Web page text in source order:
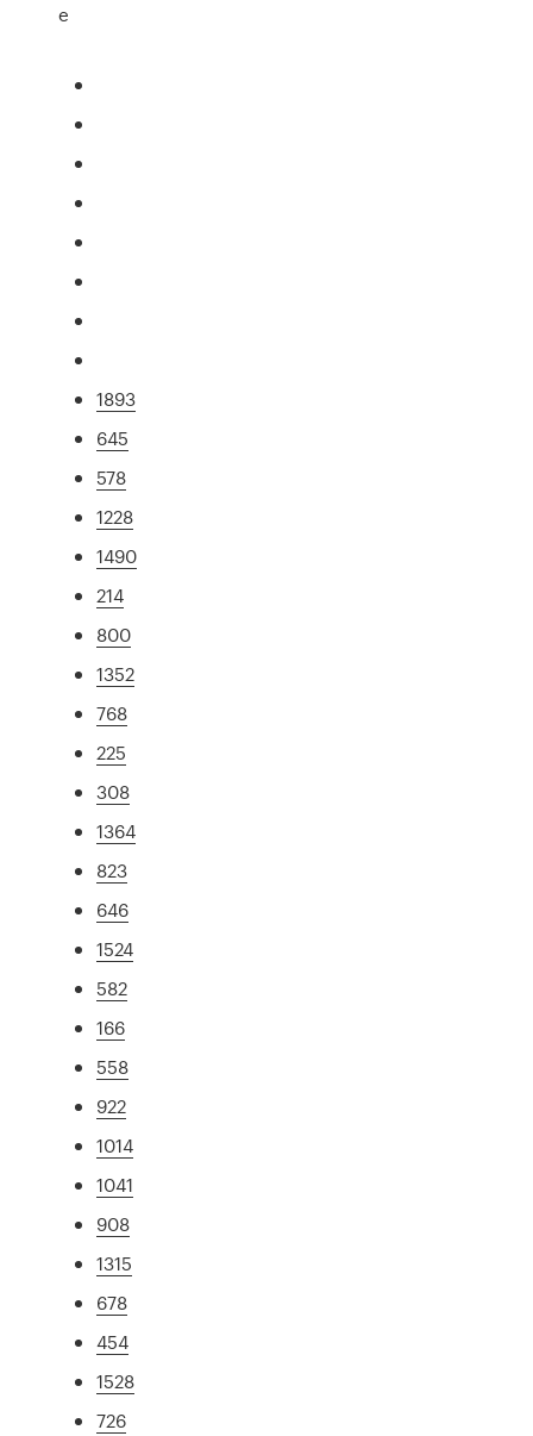
e
1893
645
578
1228
1490
214
800
1352
768
225
308
1364
823
646
1524
582
166
558
922
1014
1041
908
1315
678
454
1528
726